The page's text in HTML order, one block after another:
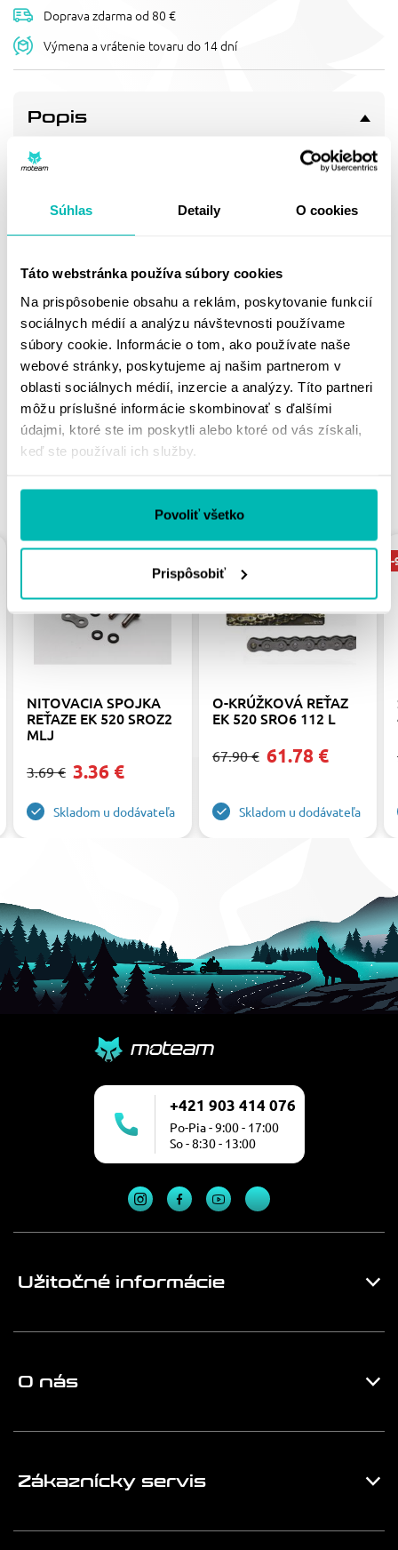
Súhlas Detaily O cookies
Táto webstránka používa súbory cookies
Na prispôsobenie obsahu a reklám, poskytovanie funkcií
sociálnych médií a analýzu návštevnosti používame
súbory cookie. Informácie o tom, ako používate naše
webové stránky, poskytujeme aj našim partnerom v
oblasti sociálnych médií, inzercie a analýzy. Títo partneri
môžu príslušné informácie skombinovať s ďalšími
údajmi, ktoré ste im poskytli alebo ktoré od vás získali,
keď ste používali ich služby.
Povoliť všetko
Prispôsobiť
Doprava zdarma od 80 €
Výmena a vrátenie tovaru do 14 dní
Popis
O-KRÚŽKOVÁ REŤAZ EK 530
SROZ2 114 L
životnostní index 1,000, NOVÁ GENERACE 2015
Doprava a vrátenie
MOHLO BY SA VÁM
PÁČIŤ
PODOBNÉ PRODUKTY
NITOVACIA SPOJKA
REŤAZE EK 520 SROZ2
MLJ
3.69 € 3.36 €
Skladom u dodávateľa
O-KRÚŽKOVÁ REŤAZ
EK 520 SRO6 112 L
67.90 € 61.78 €
Skladom u dodávateľa
-
+421 903 414 076
Po-Pia - 9:00 - 17:00
So - 8:30 - 13:00
Užitočné informácie
O nás
Zákaznícky servis